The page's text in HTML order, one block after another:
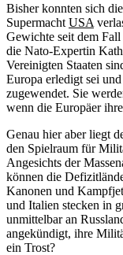
Bisher konnten sich
Supermacht USA
Gewichte seit dem
die Nato-Expertin
Vereinigten Staaten
Europa erledigt sei
zugewendet. Sie
wenn die Europäer
Genau hier aber liegt
den Spielraum für
Angesichts der
können die
Kanonen und
und Italien stecken in
unmittelbar an
angekündigt, ihre
ein Trost?